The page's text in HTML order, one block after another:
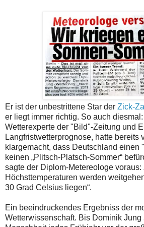
Er ist der unbestrittene Star der Zick-
er liegt immer richtig. So auch
Wetterexperte der "Bild"-Zeitung und
Langfristwetterprognose, hatte bereits
klargemacht, dass Deutschland einen
keinen „Plitsch-Platsch-Sommer“
sagte der Diplom-Metereologe voraus:
Höchsttemperaturen werden
30 Grad Celsius liegen“.
Ein beeindruckendes Ergebniss der
Wetterwissenschaft. Bis Dominik Jung